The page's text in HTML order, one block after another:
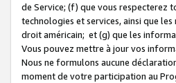
de Service; (f) que vous respecterez
technologies et services, ainsi que
droit américain; et (g) que les
Vous pouvez mettre à jour vos
Nous ne formulons aucune
moment de votre participation au